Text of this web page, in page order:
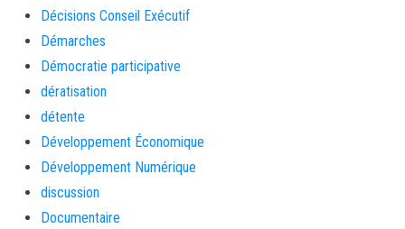
Décisions Conseil Exécutif
Démarches
Démocratie participative
dératisation
détente
Développement Économique
Développement Numérique
discussion
Documentaire